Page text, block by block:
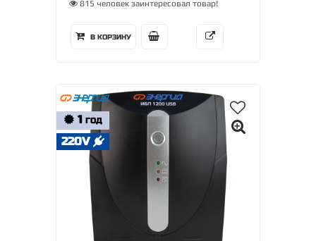
815 человек заинтересовал товар!
В КОРЗИНУ
1 ГОД
220V